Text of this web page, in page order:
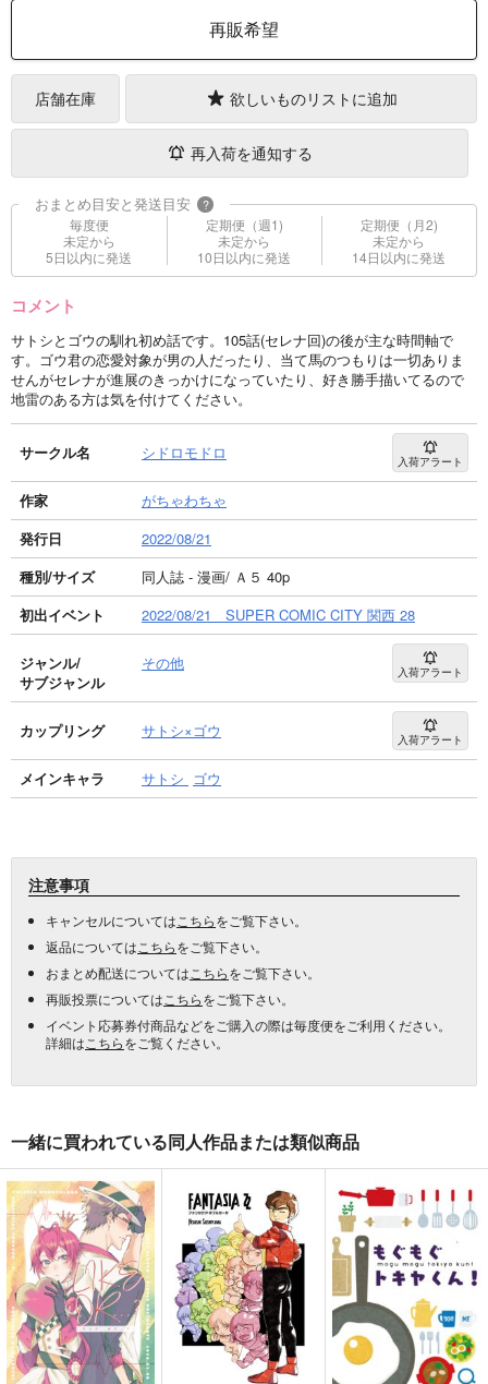
再販希望
店舗在庫 欲しいものリストに追加
再入荷を通知する
おまとめ目安と発送目安 ?
毎度便
未定から
5日以内に発送
定期便（週1)
未定から
10日以内に発送
定期便（月2)
未定から
14日以内に発送
コメント
サトシとゴウの馴れ初め話です。105話(セレナ回)の後が主な時間軸で
す。ゴウ君の恋愛対象が男の人だったり、当て馬のつもりは一切ありま
せんがセレナが進展のきっかけになっていたり、好き勝手描いてるので
地雷のある方は気を付けてください。
サークル名 シドロモドロ 入荷アラート
作家
がちゃわちゃ
発行日
2022/08/21
種別/サイズ
同人誌 - 漫画/ Ａ５ 40p
初出イベント
2022/08/21 SUPER COMIC CITY 関西 28
ジャンル/
サブジャンル
その他 入荷アラート
カップリング サトシ×ゴウ 入荷アラート
メインキャラ サトシ ゴウ
注意事項
キャンセルについては こちらをご覧下さい。
返品については こちらをご覧下さい。
おまとめ配送については こちらをご覧下さい。
再販投票については こちらをご覧下さい。
イベント応募券付商品などをご購入の際は毎度便をご利用ください。
詳細は こちらをご覧ください。
一緒に買われている同人作品または類似商品